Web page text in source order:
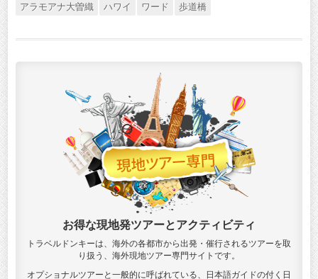
アラモアナ大曽織 ハワイ ワード 歩道橋
お得な現地発ツアーとアクティビティ
トラベルドンキーは、海外の各都市から出発・催行されるツアーを取
り扱う、海外現地ツアー専門サイトです。
オプショナルツアーと一般的に呼ばれている、日本語ガイドの付く日